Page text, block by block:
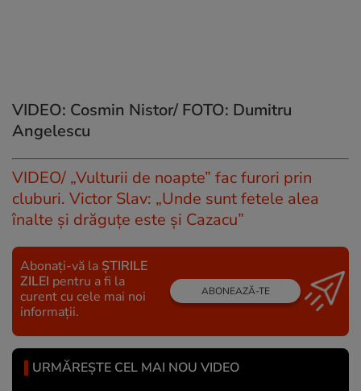
VIDEO: Cosmin Nistor/ FOTO: Dumitru
Angelescu
VIDEO/ „Vulturii de noapte” fac furori prin
cluburi. Victor Slav: „Unde sunt fetele alea
înalte și drăguțe este și Cazacu”
Abonați-vă la ȘTIRILE
ZILEI pentru a fi la
curent cu cele mai noi
informații.
ABONEAZĂ-TE
URMĂREȘTE CEL MAI NOU VIDEO